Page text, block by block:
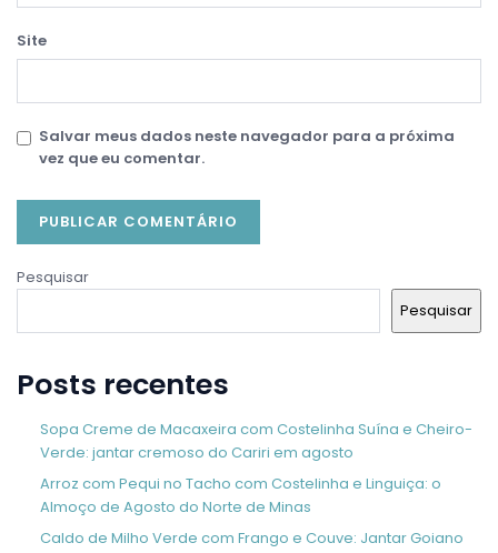
Site
Salvar meus dados neste navegador para a próxima
vez que eu comentar.
Pesquisar
Pesquisar
Posts recentes
Sopa Creme de Macaxeira com Costelinha Suína e Cheiro-
Verde: jantar cremoso do Cariri em agosto
Arroz com Pequi no Tacho com Costelinha e Linguiça: o
Almoço de Agosto do Norte de Minas
Caldo de Milho Verde com Frango e Couve: Jantar Goiano